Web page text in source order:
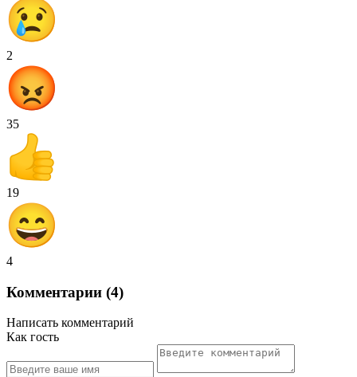
2
35
19
4
Комментарии (4)
Написать комментарий
Как гость